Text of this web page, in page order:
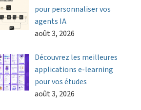
pour personnaliser vos
agents IA
août 3, 2026
Découvrez les meilleures
applications e-learning
pour vos études
août 3, 2026